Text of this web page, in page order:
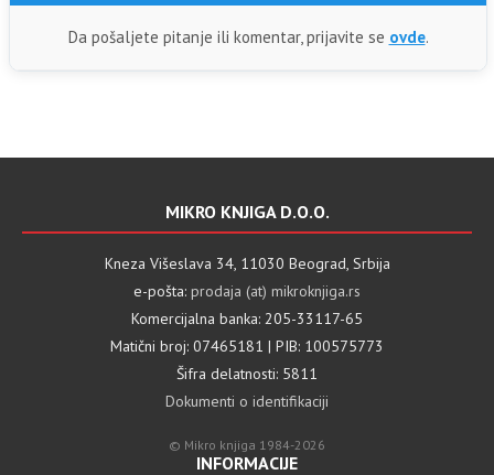
Da pošaljete pitanje ili komentar, prijavite se ovde.
MIKRO KNJIGA D.O.O.
Kneza Višeslava 34, 11030 Beograd, Srbija
e-pošta: prodaja (at) mikroknjiga.rs
Komercijalna banka: 205-33117-65
Matični broj: 07465181 | PIB: 100575773
Šifra delatnosti: 5811
Dokumenti o identifikaciji
© Mikro knjiga 1984-2026
INFORMACIJE